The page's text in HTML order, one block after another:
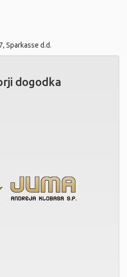
Sparkasse d.d.
dogodka